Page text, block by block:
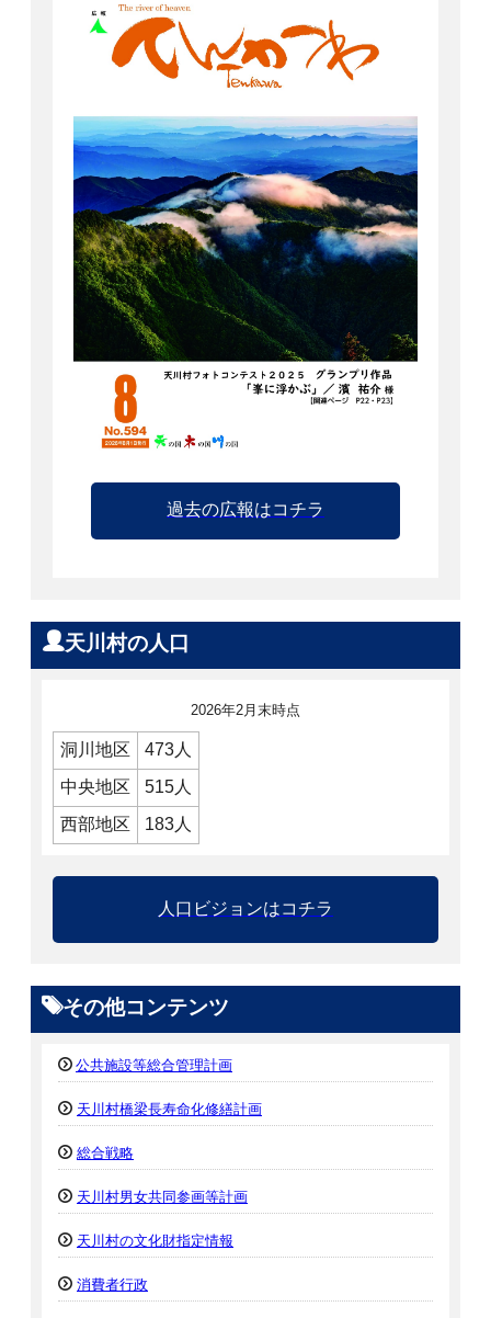
過去の広報はコチラ
天川村の人口
2026年2月末時点
洞川地区
473人
中央地区
515人
西部地区
183人
人口ビジョンはコチラ
その他コンテンツ
公共施設等総合管理計画
天川村橋梁長寿命化修繕計画
総合戦略
天川村男女共同参画等計画
天川村の文化財指定情報
消費者行政